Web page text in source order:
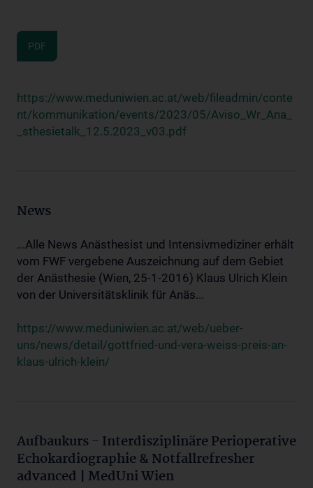
PDF
https://www.meduniwien.ac.at/web/fileadmin/conte
nt/kommunikation/events/2023/05/Aviso_Wr_Ana_
_sthesietalk_12.5.2023_v03.pdf
News
...Alle News Anästhesist und Intensivmediziner erhält
vom FWF vergebene Auszeichnung auf dem Gebiet
der Anästhesie (Wien, 25-1-2016) Klaus Ulrich Klein
von der Universitätsklinik für Anäs...
https://www.meduniwien.ac.at/web/ueber-
uns/news/detail/gottfried-und-vera-weiss-preis-an-
klaus-ulrich-klein/
Aufbaukurs - Interdisziplinäre Perioperative
Echokardiographie & Notfallrefresher
advanced | MedUni Wien